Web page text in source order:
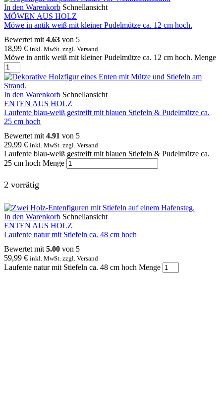
In den Warenkorb Schnellansicht
MÖWEN AUS HOLZ
Möwe in antik weiß mit kleiner Pudelmütze ca. 12 cm hoch.
Bewertet mit 4.63 von 5
18,99 € inkl. MwSt. zzgl. Versand
Möwe in antik weiß mit kleiner Pudelmütze ca. 12 cm hoch. Menge
In den Warenkorb Schnellansicht
ENTEN AUS HOLZ
Laufente blau-weiß gestreift mit blauen Stiefeln & Pudelmütze ca.
25 cm hoch
Bewertet mit 4.91 von 5
29,99 € inkl. MwSt. zzgl. Versand
Laufente blau-weiß gestreift mit blauen Stiefeln & Pudelmütze ca.
25 cm hoch Menge
2 vorrätig
In den Warenkorb Schnellansicht
ENTEN AUS HOLZ
Laufente natur mit Stiefeln ca. 48 cm hoch
Bewertet mit5.00 von 5
59,99 € inkl. MwSt. zzgl. Versand
Laufente natur mit Stiefeln ca. 48 cm hoch Menge